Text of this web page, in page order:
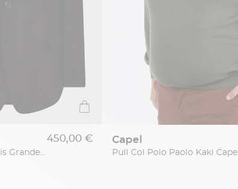
Veste Travel Capel Paris Grande Taille
450,00 € capel